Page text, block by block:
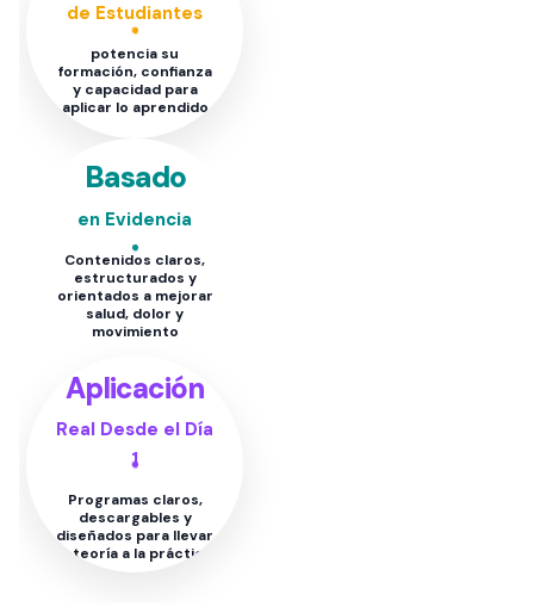
de Estudiantes
potencia su
formación, confianza
y capacidad para
aplicar lo aprendido
Basado
en Evidencia
Contenidos claros,
estructurados y
orientados a mejorar
salud, dolor y
movimiento
Aplicación
Real Desde el Día
1
Programas claros,
descargables y
diseñados para llevar
la teoría a la práctica